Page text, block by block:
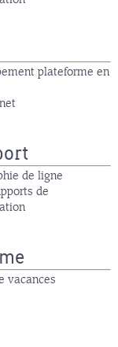
plateforme en
de ligne
de
vacances